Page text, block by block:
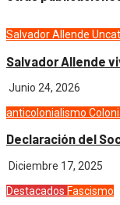
Salvador Allende
Salvador Allende
Junio 24, 2026
anticolonialismo
Declaración del
Diciembre 17, 2025
Destacados Fascismo